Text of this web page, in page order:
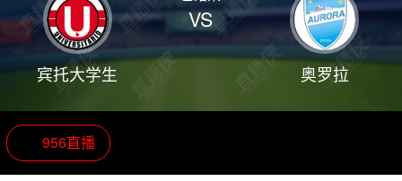
宾托大学生
VS
奥罗拉
956直播